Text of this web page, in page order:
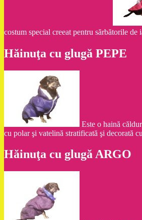
costum special creeat pentru sărbătorile de
Hăinuţa cu glugă PEPE
Este o haină
cu polar şi vatelină stratificată şi decorată
Hăinuţa cu glugă ARGO